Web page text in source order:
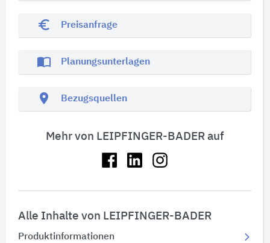
euro_symbol Preisanfrage
import_contacts Planungsunterlagen
location_on Bezugsquellen
Mehr von LEIPFINGER-BADER auf
Alle Inhalte von LEIPFINGER-BADER
Produktinformationen